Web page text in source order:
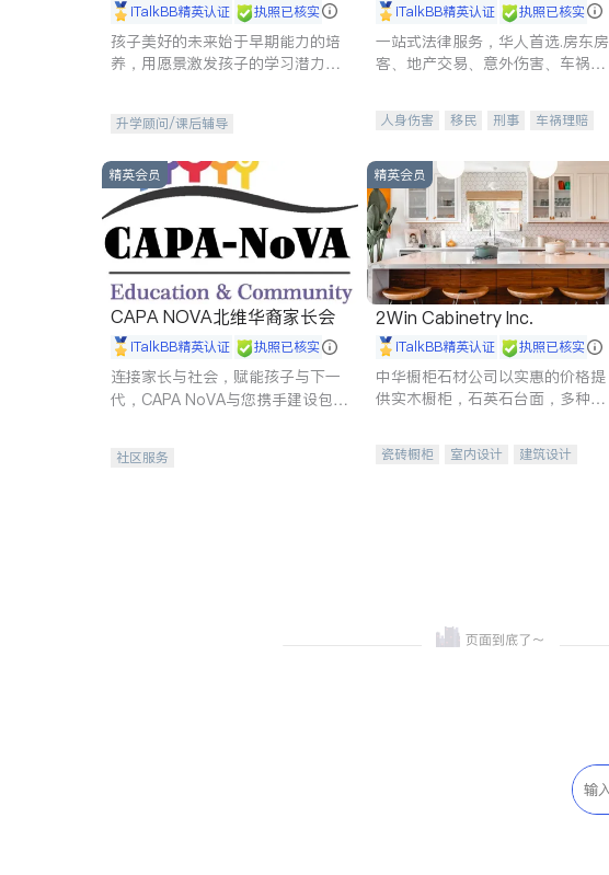
iTalkBB精英认证 执照已核实
孩子美好的未来始于早期能力的培
养，用愿景激发孩子的学习潜力和
升学顾问/课后辅导
iTalkBB精英认证 执照已核实
一站式法律服务，华人首选.房东房
客、地产交易、意外伤害、车祸重
人身伤害 移民 刑事
车祸理赔
商标注册
索赔 律师-其它 保释
精英会员
CAPA NOVA北维华裔家长会
iTalkBB精英认证 执照已核实
连接家长与社会，赋能孩子与下一
代，CAPA NoVA与您携手建设包
社区服务
精英会员
2Win Cabinetry Inc.
iTalkBB精英认证 执照已核实
中华橱柜石材公司以实惠的价格提
供实木橱柜，石英石台面，多种优
机。品质厨房，家的选择。
瓷砖橱柜 室内设计
建筑设计